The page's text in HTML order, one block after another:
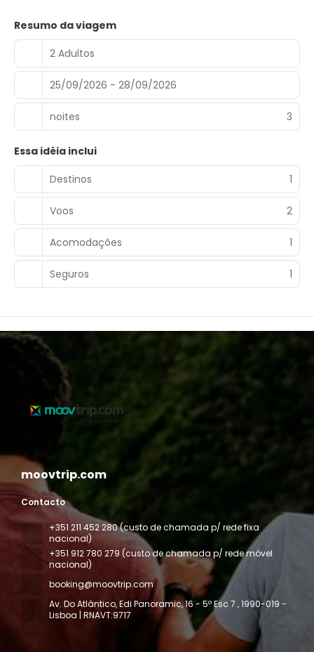
Resumo da viagem
2 Adultos
25/09/2026 - 28/09/2026
noites 3
Essa idéia inclui
Destinos
1
Voos 2
Acomodações 1
Seguros 1
moovtrip.com
Contacto
+351 211 452 280 (custo de chamada p/ rede fixa
nacional)
+351 912 780 279 (custo de chamada p/ rede móvel
nacional)
booking@moovtrip.com
Av. Do Atlântico, Edi Panoramic, 16 - 5º Esc 7 , 1990-019 -
Lisboa | RNAVT:9717